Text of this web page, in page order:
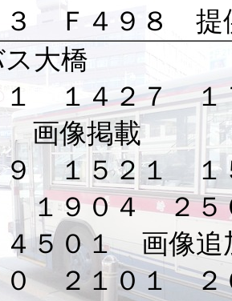
３ Ｆ４９８ 提
大橋
１ １４２７
画像掲載
９ １５２１
１９０４ ２
５０１ 画像追
０ ２１０１ ２